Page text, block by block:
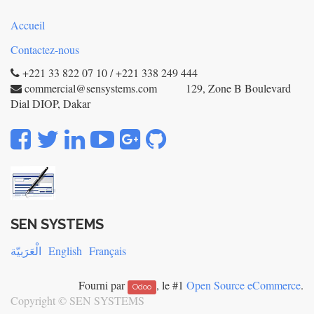
Accueil
Contactez-nous
+221 33 822 07 10 / +221 338 249 444
commercial@sensystems.com 129, Zone B Boulevard
Dial DIOP, Dakar
SEN SYSTEMS
الْعَرَبيّة English Français
Fourni par Odoo , le #1 Open Source eCommerce.
Copyright © SEN SYSTEMS